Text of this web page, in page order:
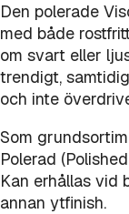
Den polerade
med både
om svart eller
trendigt,
och inte
Som
Polerad
Kan erhållas vid
annan ytfinish.